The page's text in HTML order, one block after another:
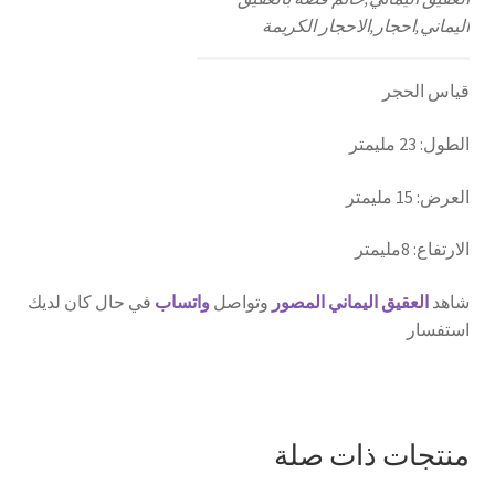
اليماني,احجار,الاحجار الكريمة
قياس الحجر
الطول: 23 مليمتر
العرض: 15 مليمتر
الارتفاع: 8مليمتر
شاهد العقيق اليماني المصور وتواصل واتساب في حال كان لديك
استفسار
منتجات ذات صلة